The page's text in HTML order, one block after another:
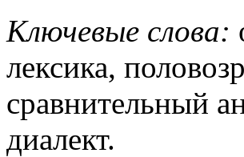
Ключевые слова:
лексика,
сравнительный
диалект.